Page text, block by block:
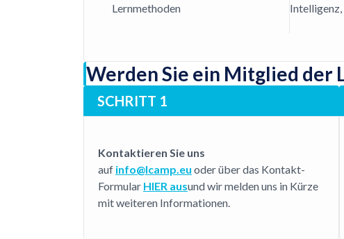
Lernmethoden
Intelligenz,
Werden Sie ein Mitglied der
SCHRITT 1
Kontaktieren Sie uns
auf info@lcamp.eu oder über das Kontakt-
Formular HIER ausund wir melden uns in Kürze
mit weiteren Informationen.